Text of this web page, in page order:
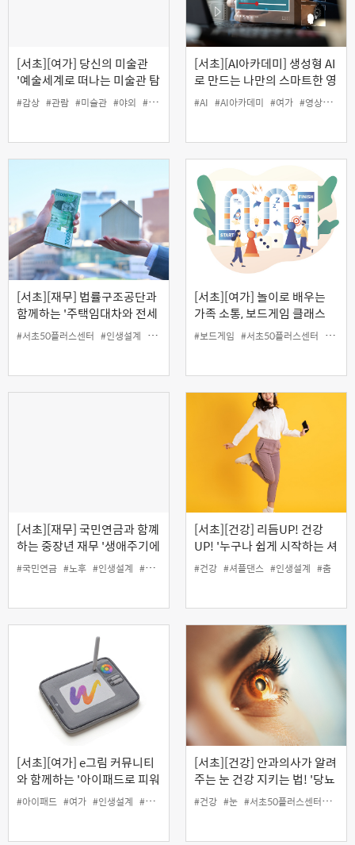
[서초][여가] 당신의 미술관
'예술세계로 떠나는 미술관 탐
방'
#감상 #관람 #미술관 #야외 #여가 #인생설계
[서초][AI아카데미] 생성형 AI
로 만드는 나만의 스마트한 영
상편집
#AI #AI아카데미 #여가 #영상 #인생
[서초][재무] 법률구조공단과
함께하는 '주택임대차와 전세
사기 피해예방' (오프라인)
#서초50플러스센터 #인생설계 #재무 #전세사기 #주택임대차
[서초][여가] 놀이로 배우는
가족 소통, 보드게임 클래스
#보드게임 #서초50플러스센터 #소통
[서초][재무] 국민연금과 함꼐
하는 중장년 재무 '생애주기에
따른 투자전략'
#국민연금 #노후 #인생설계 #재무
[서초][건강] 리듬UP! 건강
UP! '누구나 쉽게 시작하는 셔
플댄스'
#건강 #셔플댄스 #인생설계 #춤
[서초][여가] e그림 커뮤니티
와 함께하는 '아이패드로 피워
내는 나만의 탄생화 그리기'
#아이패드 #여가 #인생설계 #커뮤니티 #탄생화
[서초][건강] 안과의사가 알려
주는 눈 건강 지키는 법! '당뇨
와 눈 건강' (온라인)
#건강 #눈 #서초50플러스센터 #안건